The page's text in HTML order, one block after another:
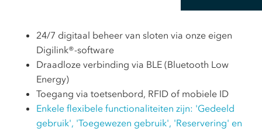
24/7 digitaal beheer van sloten via onze eigen
Digilink®-software
Draadloze verbinding via BLE (Bluetooth Low
Energy)
Toegang via toetsenbord, RFID of mobiele ID
Enkele flexibele functionaliteiten zijn: 'Gedeeld
gebruik', 'Toegewezen gebruik', 'Reservering' en